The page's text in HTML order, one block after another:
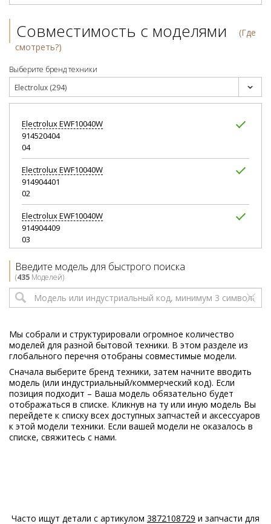
Совместимость с моделями
(Где
смотреть?)
Выберите бренд техники
Electrolux (294)
ElectroluxEWF10040W
914520404
04
ElectroluxEWF10040W
914904401
02
ElectroluxEWF10040W
914904409
03
914520429
ElectroluxEWF10049W
00
ElectroluxEWF10080W
00
ElectroluxEWF10080W
914522422
00
02
Введите модель для быстрого поиска
(435 Моделей)
Мы собрали и структурировали огромное количество
моделей для разной бытовой техники. В этом разделе из
глобального перечня отобраны совместимые модели.
Сначала выберите бренд техники, затем начните вводить
модель (или индустриальный/коммерческий код). Если
позиция подходит – Ваша модель обязательно будет
отображаться в списке. Кликнув на ту или иную модель Вы
перейдете к списку всех доступных запчастей и аксессуаров
к этой модели техники. Если вашей модели не оказалось в
списке, свяжитесь с нами.
Часто ищут детали с артикулом 3872108729 и запчасти для